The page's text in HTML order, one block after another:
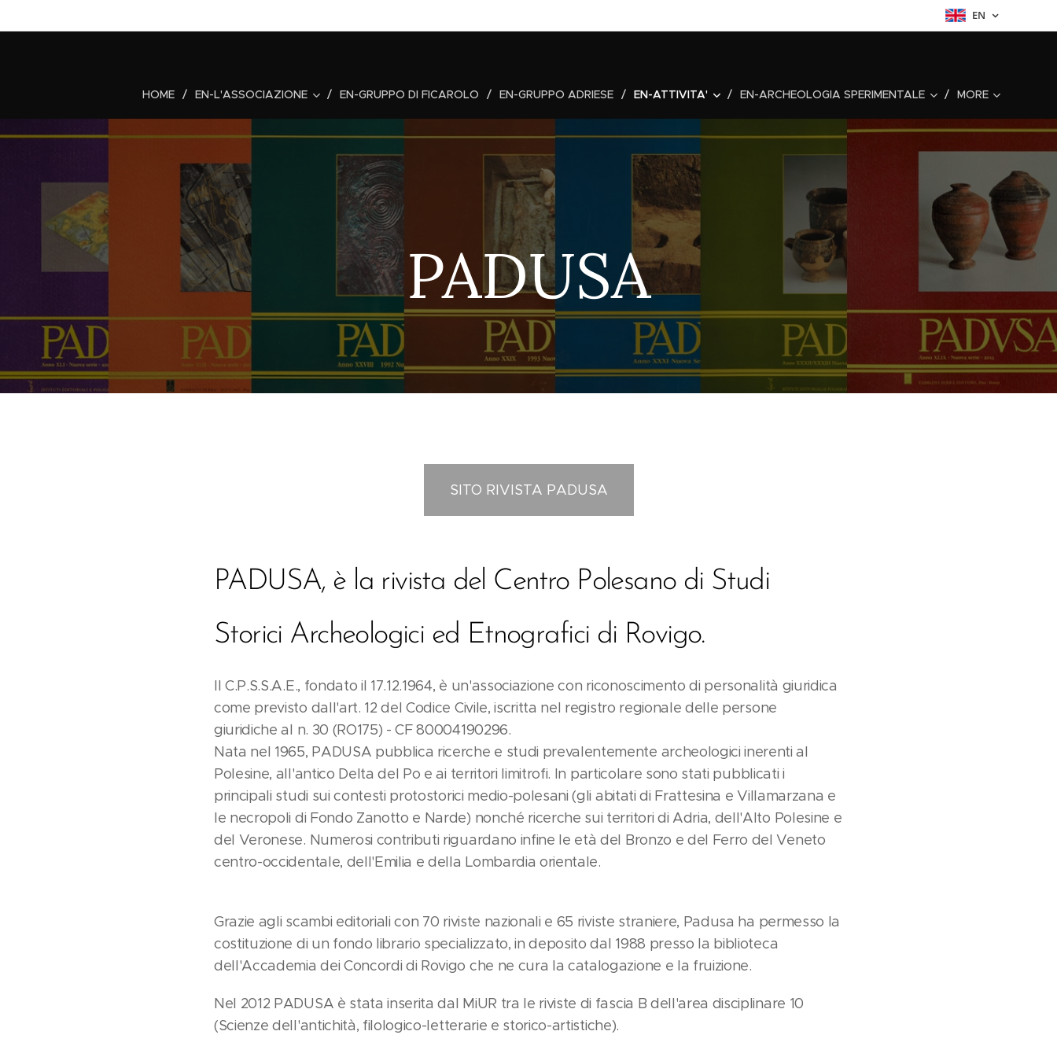
EN
HOME EN-L'ASSOCIAZIONE EN-GRUPPO DI FICAROLO EN-GRUPPO ADRIESE EN-ATTIVITA' EN-ARCHEOLOGIA SPERIMENTALE MORE
PADUSA
SITO RIVISTA PADUSA
PADUSA, è la rivista del Centro Polesano di Studi
Storici Archeologici ed Etnografici di Rovigo.
Il C.P.S.S.A.E., fondato il 17.12.1964, è un'associazione con riconoscimento di personalità giuridica
come previsto dall'art. 12 del Codice Civile, iscritta nel registro regionale delle persone
giuridiche al n. 30 (RO175) - CF 80004190296.
Nata nel 1965, PADUSA pubblica ricerche e studi prevalentemente archeologici inerenti al
Polesine, all'antico Delta del Po e ai territori limitrofi. In particolare sono stati pubblicati i
principali studi sui contesti protostorici medio-polesani (gli abitati di Frattesina e Villamarzana e
le necropoli di Fondo Zanotto e Narde) nonché ricerche sui territori di Adria, dell'Alto Polesine e
del Veronese. Numerosi contributi riguardano infine le età del Bronzo e del Ferro del Veneto
centro-occidentale, dell'Emilia e della Lombardia orientale.
Grazie agli scambi editoriali con 70 riviste nazionali e 65 riviste straniere, Padusa ha permesso la
costituzione di un fondo librario specializzato, in deposito dal 1988 presso la biblioteca
dell'Accademia dei Concordi di Rovigo che ne cura la catalogazione e la fruizione.
Nel 2012 PADUSA è stata inserita dal MiUR tra le riviste di fascia B dell'area disciplinare 10
(Scienze dell'antichità, filologico-letterarie e storico-artistiche).